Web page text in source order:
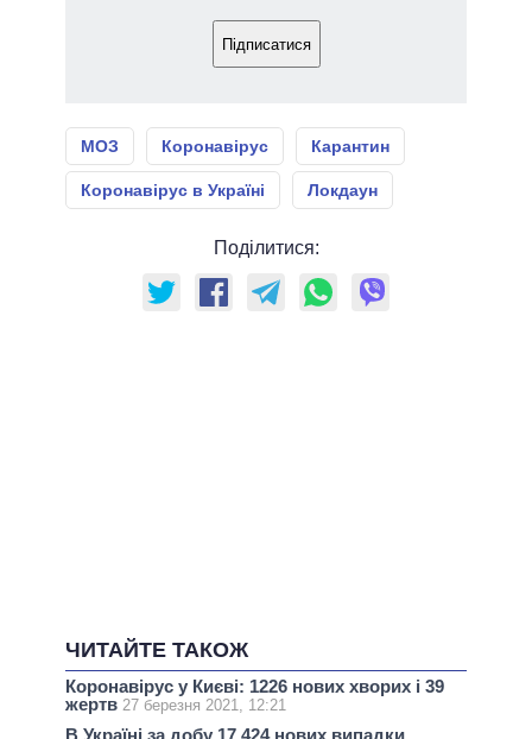
Підписатися
МОЗ Коронавірус Карантин
Коронавірус в Україні Локдаун
Поділитися:
ЧИТАЙТЕ ТАКОЖ
Коронавірус у Києві: 1226 нових хворих і 39
жертв 27 березня 2021, 12:21
В Україні за добу 17 424 нових випадки